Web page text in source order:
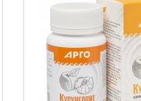
Байкал ЭМ-1 и удобрения